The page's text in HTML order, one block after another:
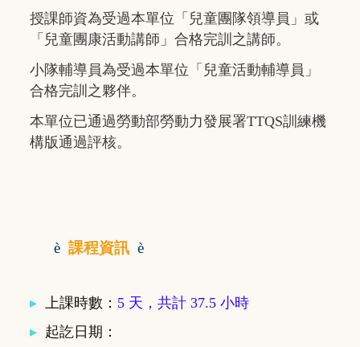
授課師資為受過本單位「兒童團隊領導員」或
「兒童團康活動講師」合格完訓之講師。
小隊輔導員為受過本單位「兒童活動輔導員」
合格完訓之夥伴。
本單位已通過勞動部勞動力發展署TTQS訓練機
構版通過評核。
è 課程資訊 è
▸ 上課時數： 5 天，共計 37.5 小時
▸ 起訖日期：